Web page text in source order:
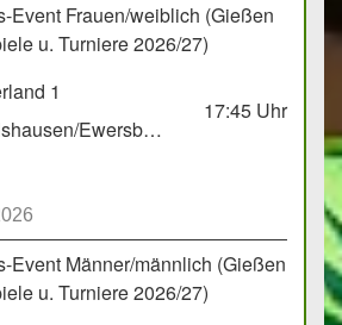
Event Frauen/weiblich (Gießen
u. Turniere 2026/27)
1
HSG Eibelshausen/Ewersbach GbR 2
17:45 Uhr
Event Männer/männlich (Gießen
u. Turniere 2026/27)